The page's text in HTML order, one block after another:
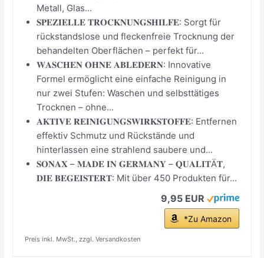
Metall, Glas...
𝐒𝐏𝐄𝐙𝐈𝐄𝐋𝐋𝐄 𝐓𝐑𝐎𝐂𝐊𝐍𝐔𝐍𝐆𝐒𝐇𝐈𝐋𝐅𝐄: Sorgt für
rückstandslose und fleckenfreie Trocknung der
behandelten Oberflächen – perfekt für...
𝐖𝐀𝐒𝐂𝐇𝐄𝐍 𝐎𝐇𝐍𝐄 𝐀𝐁𝐋𝐄𝐃𝐄𝐑𝐍: Innovative
Formel ermöglicht eine einfache Reinigung in
nur zwei Stufen: Waschen und selbsttätiges
Trocknen – ohne...
𝐀𝐊𝐓𝐈𝐕𝐄 𝐑𝐄𝐈𝐍𝐈𝐆𝐔𝐍𝐆𝐒𝐖𝐈𝐑𝐊𝐒𝐓𝐎𝐅𝐅𝐄: Entfernen
effektiv Schmutz und Rückstände und
hinterlassen eine strahlend saubere und...
𝐒𝐎𝐍𝐀𝐗 – 𝐌𝐀𝐃𝐄 𝐈𝐍 𝐆𝐄𝐑𝐌𝐀𝐍𝐘 – 𝐐𝐔𝐀𝐋𝐈𝐓Ä𝐓,
𝐃𝐈𝐄 𝐁𝐄𝐆𝐄𝐈𝐒𝐓𝐄𝐑𝐓: Mit über 450 Produkten für...
9,95 EUR
*Zu Amazon
Preis inkl. MwSt., zzgl. Versandkosten